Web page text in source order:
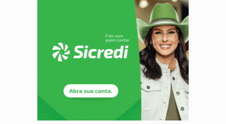
PCC amplia presença internacional e transforma Brasil em
CONEXÃO RONDONIAOVIVO:Museólogo Antônio Ocampo conduz a história de
EXTENSÃO DE DANOS: Ferroviários pedem ao Iphan recuperação de área
VARIANDO O CARDÁPIO:Veja essa receita de carne assada para o
PREJUÍZO AOS ESTUDANTES: Greve dos professores em PVH é
POSSESSÃO DE DEBORAH LOGAN: Terror mistura mistério e filmagens